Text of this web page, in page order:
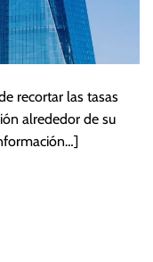
recortar las tasas
alrededor de su